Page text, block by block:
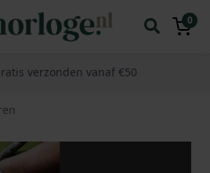
0
verzonden vanaf €50